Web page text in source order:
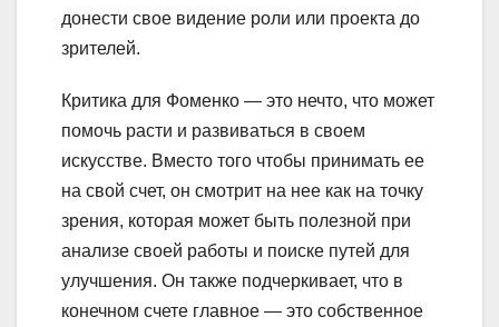
донести свое видение роли или проекта до
зрителей.
Критика для Фоменко — это нечто, что может
помочь расти и развиваться в своем
искусстве. Вместо того чтобы принимать ее
на свой счет, он смотрит на нее как на точку
зрения, которая может быть полезной при
анализе своей работы и поиске путей для
улучшения. Он также подчеркивает, что в
конечном счете главное — это собственное